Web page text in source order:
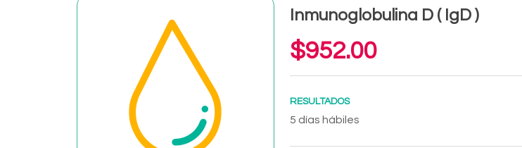
Inmunoglobulina D ( IgD )
$952.00
RESULTADOS
5 días hábiles